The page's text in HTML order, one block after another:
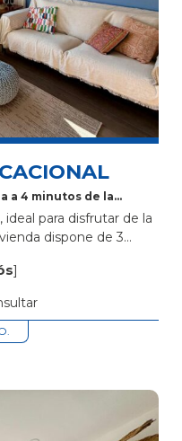
a 4 minutos de la
ideal para disfrutar de la
dispone de 3
]